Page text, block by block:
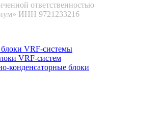
ответственностью
ИНН 9721233216
VRF-cистемы
VRF-cистем
конденсаторные блоки